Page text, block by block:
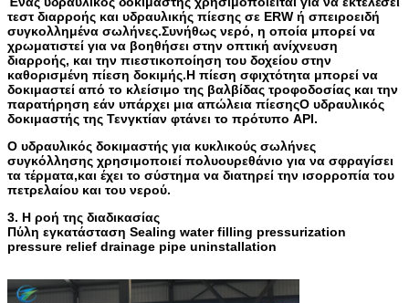
τεστ διαρροής και υδραυλικής πίεσης σε ERW ή σπειροειδή
συγκολλημένα σωλήνες.Συνήθως νερό, η οποία μπορεί να
χρωματιστεί για να βοηθήσει στην οπτική ανίχνευση
διαρροής, και την πιεστικοποίηση του δοχείου στην
καθορισμένη πίεση δοκιμής.Η πίεση σφιχτότητα μπορεί να
δοκιμαστεί από το κλείσιμο της βαλβίδας τροφοδοσίας και την
παρατήρηση εάν υπάρχει μια απώλεια πίεσηςΟ υδραυλικός
δοκιμαστής της Τενγκτίαν φτάνει το πρότυπο API.
Ο υδραυλικός δοκιμαστής για κυκλικούς σωλήνες
συγκόλλησης χρησιμοποιεί πολυουρεθάνιο για να σφραγίσει
τα τέρματα,και έχει το σύστημα να διατηρεί την ισορροπία του
πετρελαίου και του νερού.
3. Η ροή της διαδικασίας
Πύλη εγκατάσταση Sealing water filling pressurization
pressure relief drainage pipe uninstallation